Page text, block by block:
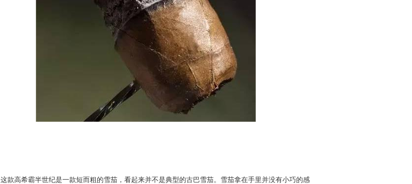
这款高希霸半世纪是一款短而粗的雪茄，看起来并不是典型的古巴雪茄。雪茄拿在手里并没有小巧的感